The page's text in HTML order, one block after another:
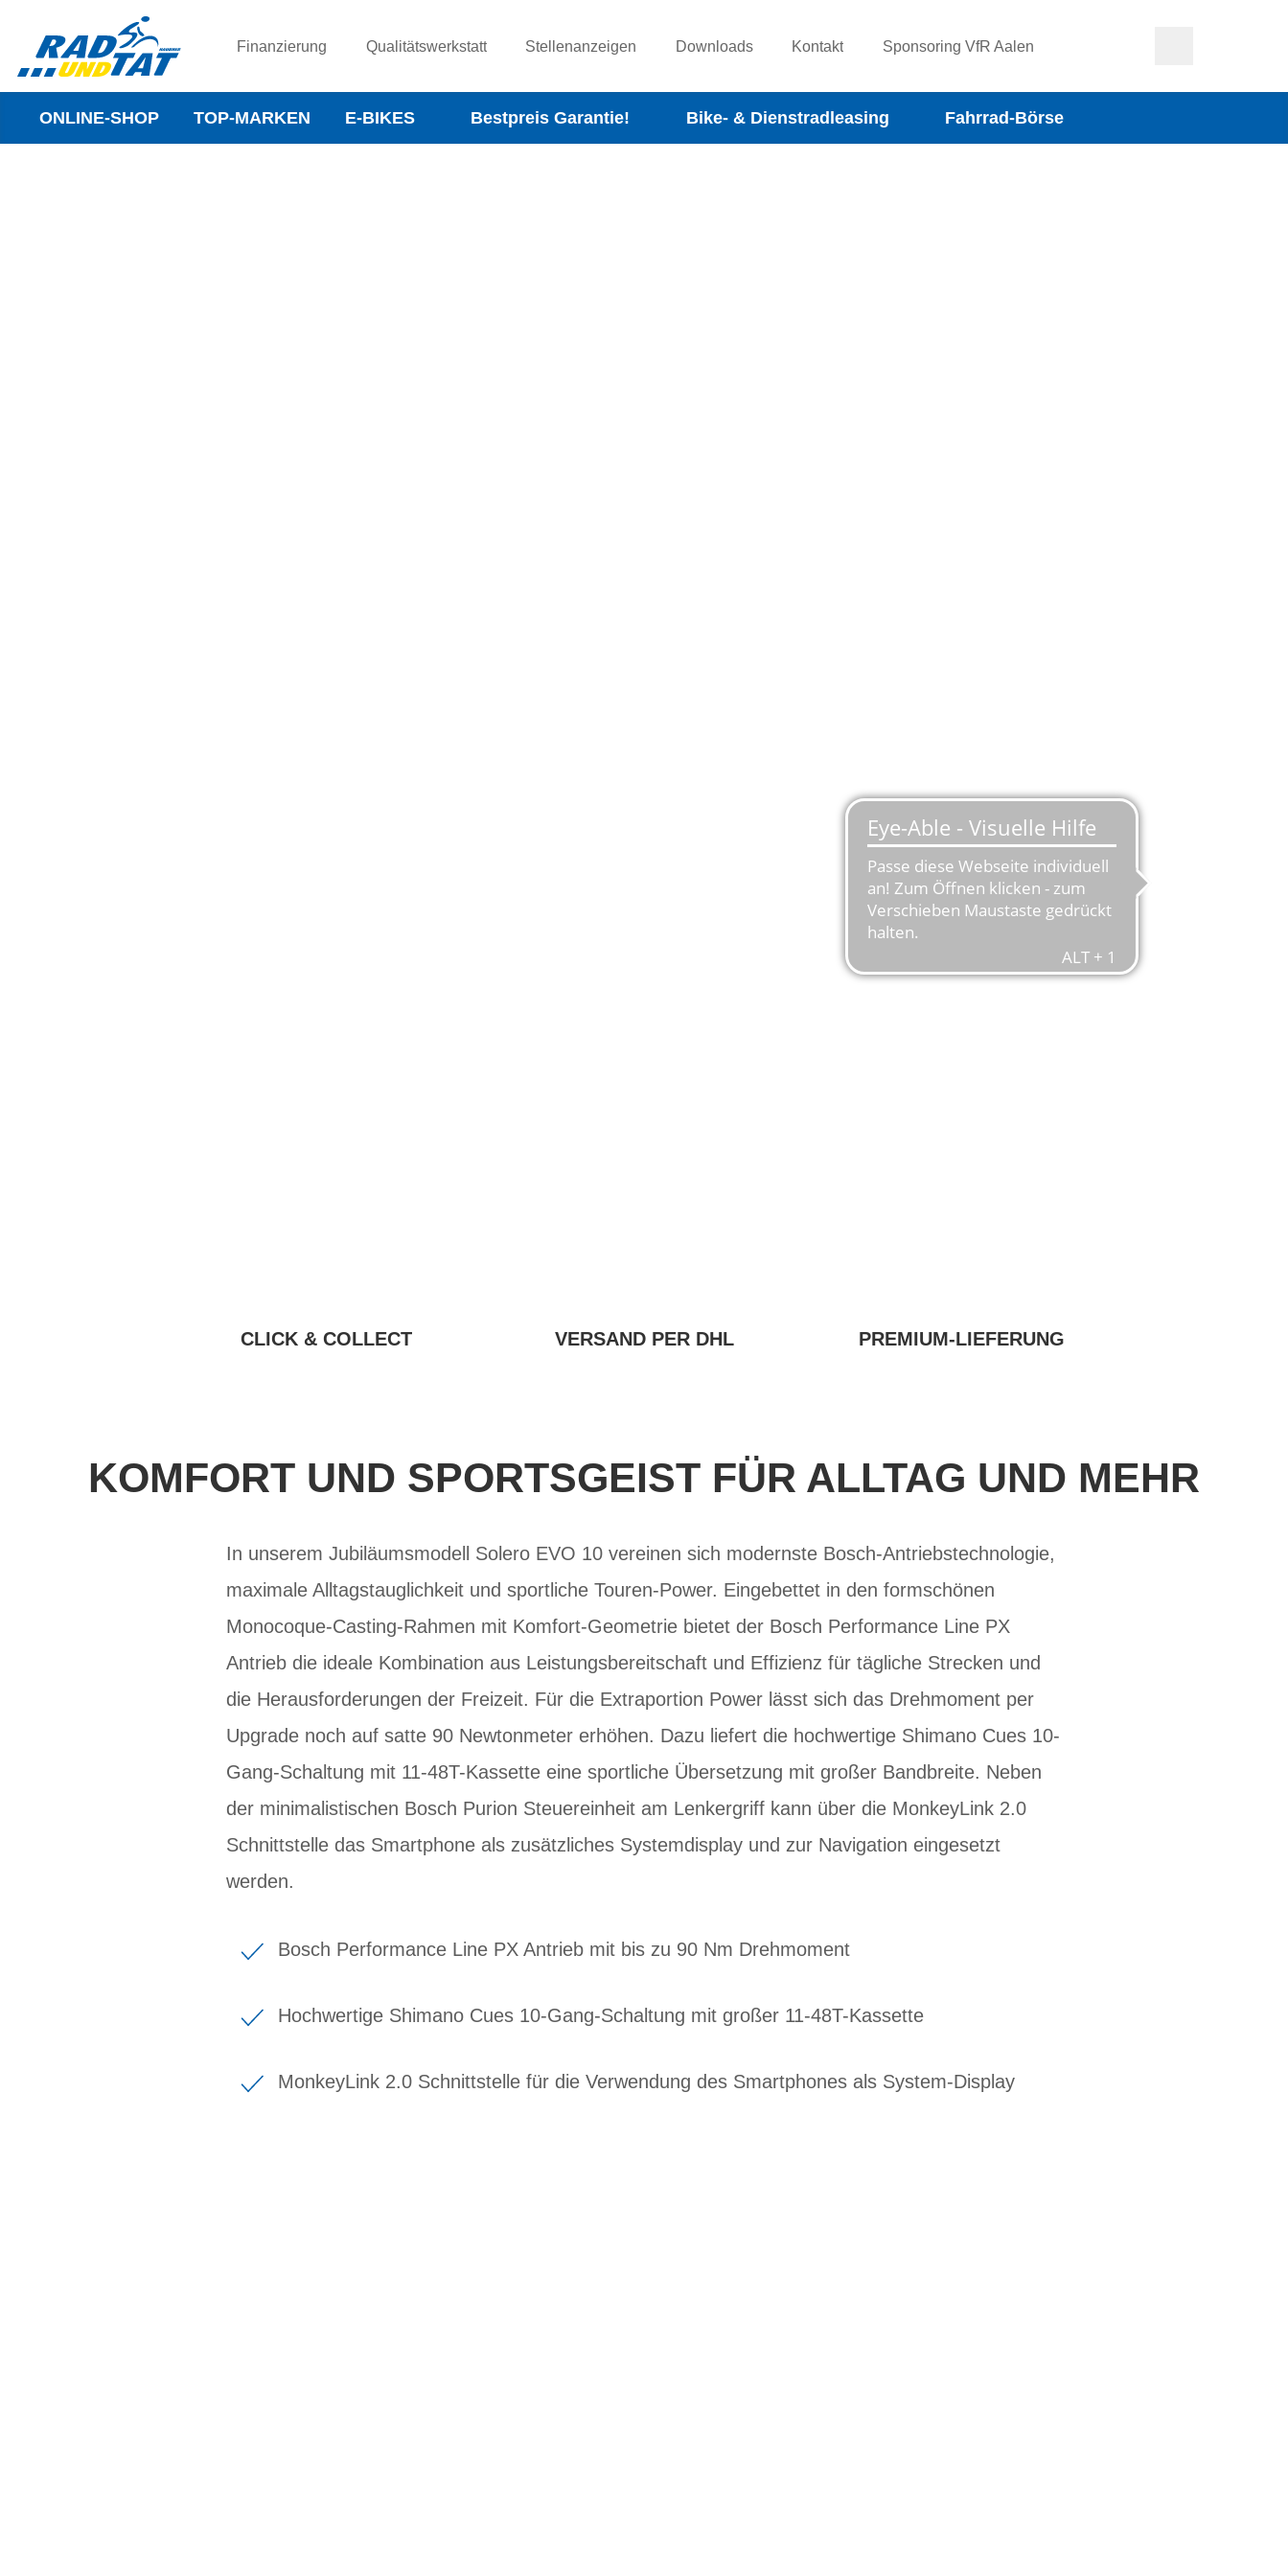
Finanzierung Qualitätswerkstatt Stellenanzeigen Downloads Kontakt Sponsoring VfR Aalen
ONLINE-SHOP TOP-MARKEN E-BIKES Bestpreis Garantie! Bike- & Dienstradleasing Fahrrad-Börse
CLICK & COLLECT VERSAND PER DHL PREMIUM-LIEFERUNG
KOMFORT UND SPORTSGEIST FÜR ALLTAG UND MEHR
In unserem Jubiläumsmodell Solero EVO 10 vereinen sich modernste Bosch-Antriebstechnologie,
maximale Alltagstauglichkeit und sportliche Touren-Power. Eingebettet in den formschönen
Monocoque-Casting-Rahmen mit Komfort-Geometrie bietet der Bosch Performance Line PX
Antrieb die ideale Kombination aus Leistungsbereitschaft und Effizienz für tägliche Strecken und
die Herausforderungen der Freizeit. Für die Extraportion Power lässt sich das Drehmoment per
Upgrade noch auf satte 90 Newtonmeter erhöhen. Dazu liefert die hochwertige Shimano Cues 10-
Gang-Schaltung mit 11-48T-Kassette eine sportliche Übersetzung mit großer Bandbreite. Neben
der minimalistischen Bosch Purion Steuereinheit am Lenkergriff kann über die MonkeyLink 2.0
Schnittstelle das Smartphone als zusätzliches Systemdisplay und zur Navigation eingesetzt
werden.
Bosch Performance Line PX Antrieb mit bis zu 90 Nm Drehmoment
Hochwertige Shimano Cues 10-Gang-Schaltung mit großer 11-48T-Kassette
MonkeyLink 2.0 Schnittstelle für die Verwendung des Smartphones als System-Display